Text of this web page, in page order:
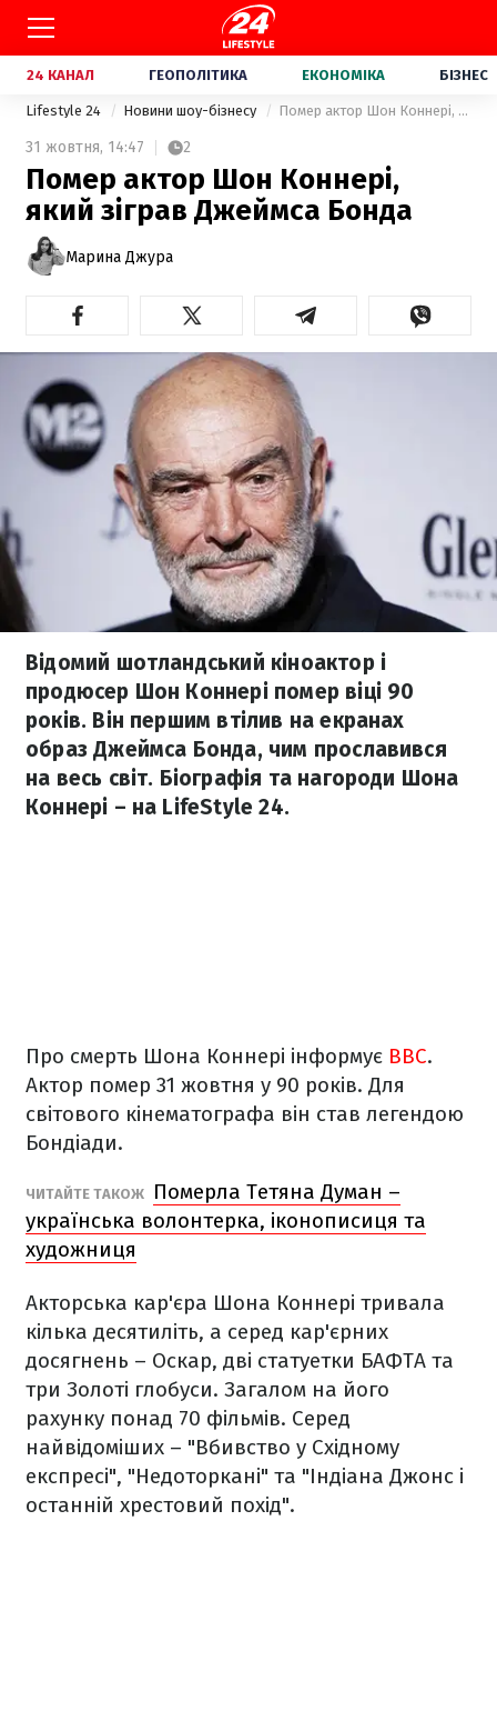
24 КАНАЛ ГЕОПОЛІТИКА ЕКОНОМІКА БІЗНЕС
Lifestyle 24 Новини шоу-бізнесу Помер актор Шон Коннері, який зіграв Джеймса Бонда
31 жовтня, 14:47 2
Помер актор Шон Коннері,
який зіграв Джеймса Бонда
Марина Джура
Відомий шотландський кіноактор і
продюсер Шон Коннері помер віці 90
років. Він першим втілив на екранах
образ Джеймса Бонда, чим прославився
на весь світ. Біографія та нагороди Шона
Коннері – на LifeStyle 24.
Про смерть Шона Коннері інформує BBC.
Актор помер 31 жовтня у 90 років. Для
світового кінематографа він став легендою
Бондіади.
ЧИТАЙТЕ ТАКОЖ
Померла Тетяна Думан –
українська волонтерка, іконописиця та
художниця
Акторська кар'єра Шона Коннері тривала
кілька десятиліть, а серед кар'єрних
досягнень – Оскар, дві статуетки БАФТА та
три Золоті глобуси. Загалом на його
рахунку понад 70 фільмів. Серед
найвідоміших – "Вбивство у Східному
експресі", "Недоторкані" та "Індіана Джонс і
останній хрестовий похід".